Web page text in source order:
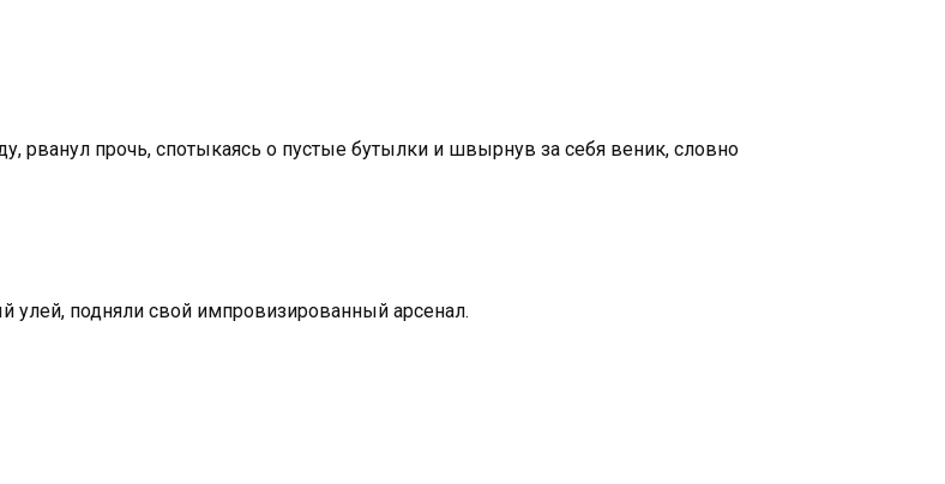
рванул прочь, спотыкаясь о пустые бутылки и швырнув за себя веник, словно
подняли свой импровизированный арсенал.